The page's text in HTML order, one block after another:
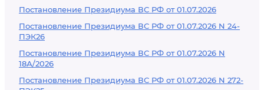
Постановление Президиума ВС РФ от 01.07.2026
Постановление Президиума ВС РФ от 01.07.2026 N 24-
ПЭК26
Постановление Президиума ВС РФ от 01.07.2026 N
18А/2026
Постановление Президиума ВС РФ от 01.07.2026 N 272-